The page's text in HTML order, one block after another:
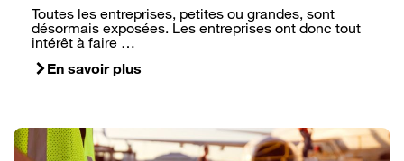
Toutes les entreprises, petites ou grandes, sont
désormais exposées. Les entreprises ont donc tout
intérêt à faire …
En savoir plus